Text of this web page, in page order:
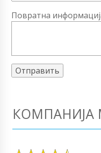
Повратна
КОМПАНИЈА